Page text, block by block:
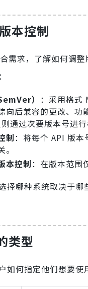
本控制
需求，了解如何调
） ：采用格式
向后兼容的更改、
通过次要版本号进行
制：将每个 API 版
本控制：在版本范围
哪种系统取决于哪
类型
如何指定他们想要使